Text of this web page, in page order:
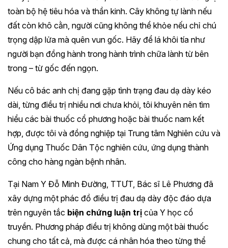
toàn bộ hệ tiêu hóa và thần kinh. Cây không tự lành nếu
đất còn khô cằn, người cũng không thể khỏe nếu chỉ chú
trọng dập lửa mà quên vun gốc. Hãy để lá khôi tía như
người bạn đồng hành trong hành trình chữa lành từ bên
trong – từ gốc đến ngọn.
Nếu cô bác anh chị đang gặp tình trạng đau dạ dày kéo
dài, từng điều trị nhiều nơi chưa khỏi, tôi khuyên nên tìm
hiểu các bài thuốc cổ phương hoặc bài thuốc nam kết
hợp, được tôi và đồng nghiệp tại Trung tâm Nghiên cứu và
Ứng dụng Thuốc Dân Tộc nghiên cứu, ứng dụng thành
công cho hàng ngàn bệnh nhân.
Tại Nam Y Đỗ Minh Đường, TTƯT, Bác sĩ Lê Phương đã
xây dựng một phác đồ điều trị đau dạ dày độc đáo dựa
trên nguyên tắc biện chứng luận trị của Y học cổ
truyền. Phương pháp điều trị không dùng một bài thuốc
chung cho tất cả, mà được cá nhân hóa theo từng thể